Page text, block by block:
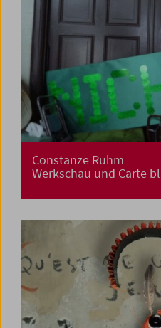
Constanze Ruhm
Werkschau und Carte